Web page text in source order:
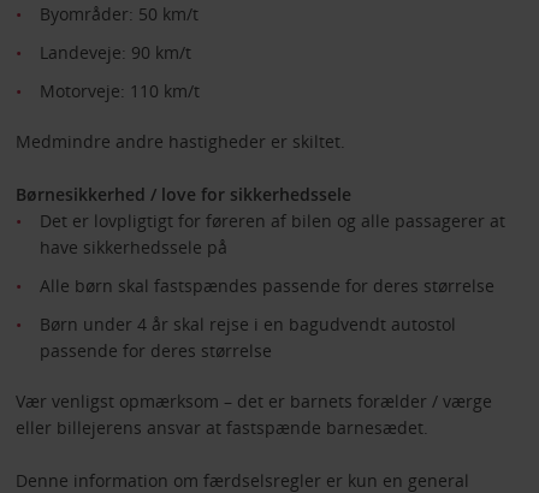
Byområder: 50 km/t
Landeveje: 90 km/t
Motorveje: 110 km/t
Medmindre andre hastigheder er skiltet.
Børnesikkerhed / love for sikkerhedssele
Det er lovpligtigt for føreren af bilen og alle passagerer at
have sikkerhedssele på
Alle børn skal fastspændes passende for deres størrelse
Børn under 4 år skal rejse i en bagudvendt autostol
passende for deres størrelse
Vær venligst opmærksom – det er barnets forælder / værge
eller billejerens ansvar at fastspænde barnesædet.
Denne information om færdselsregler er kun en general